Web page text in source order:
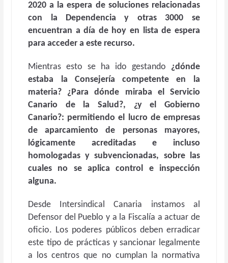
2020 a la espera de soluciones relacionadas
con la Dependencia y otras 3000 se
encuentran a día de hoy en lista de espera
para acceder a este recurso.
Mientras esto se ha ido gestando ¿dónde
estaba la Consejería competente en la
materia? ¿Para dónde miraba el Servicio
Canario de la Salud?, ¿y el Gobierno
Canario?: permitiendo el lucro de empresas
de aparcamiento de personas mayores,
lógicamente acreditadas e incluso
homologadas y subvencionadas, sobre las
cuales no se aplica control e inspección
alguna.
Desde Intersindical Canaria instamos al
Defensor del Pueblo y a la Fiscalía a actuar de
oficio. Los poderes públicos deben erradicar
este tipo de prácticas y sancionar legalmente
a los centros que no cumplan la normativa